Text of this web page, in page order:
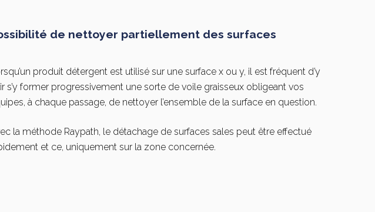
de nettoyer partiellement des surfaces
produit détergent est utilisé sur une surface x ou y, il est fréquent d’y
s’y former progressivement une sorte de voile graisseux obligeant vos
à chaque passage, de nettoyer l’ensemble de la surface en question.
la méthode Raypath, le détachage de surfaces sales peut être effectué
et ce, uniquement sur la zone concernée.